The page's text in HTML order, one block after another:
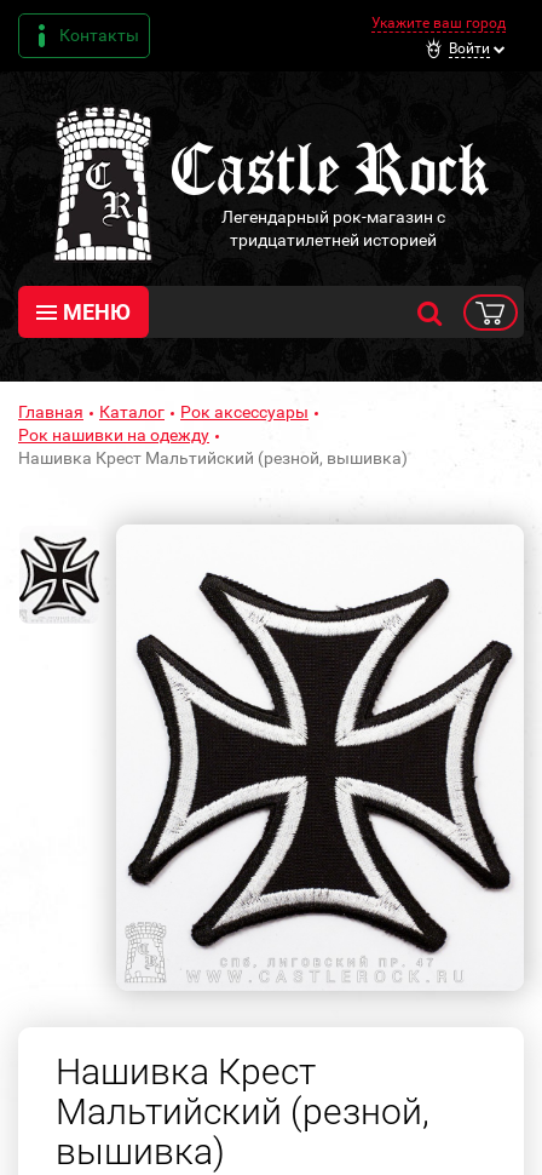
Контакты
Укажите ваш город
Войти
Легендарный рок-магазин с
тридцатилетней историей
МЕНЮ
Главная Каталог
Рок аксессуары
Рок нашивки на одежду
Нашивка Крест Мальтийский (резной, вышивка)
Нашивка Крест
Мальтийский (резной,
вышивка)